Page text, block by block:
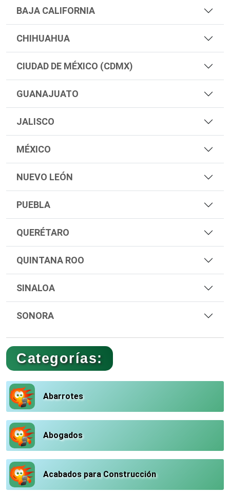
BAJA CALIFORNIA
CHIHUAHUA
CIUDAD DE MÉXICO (CDMX)
GUANAJUATO
JALISCO
MÉXICO
NUEVO LEÓN
PUEBLA
QUERÉTARO
QUINTANA ROO
SINALOA
SONORA
Categorías:
Abarrotes
Abogados
Acabados para Construcción